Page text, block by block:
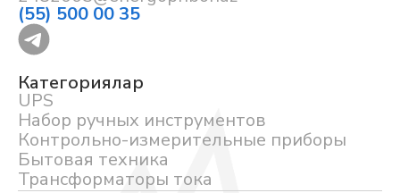
(55) 500 00 35
Категориялар
UPS
Набор ручных инструментов
Контрольно-измерительные приборы
Бытовая техника
Трансформаторы тока